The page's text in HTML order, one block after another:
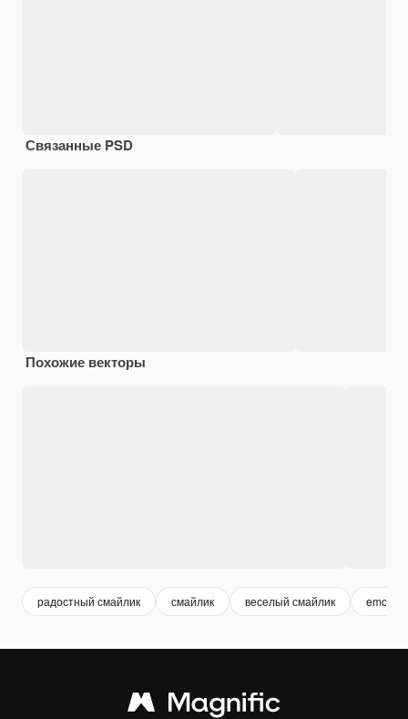
Связанные PSD
Похожие векторы
радостный смайлик смайлик веселый смайлик emoji